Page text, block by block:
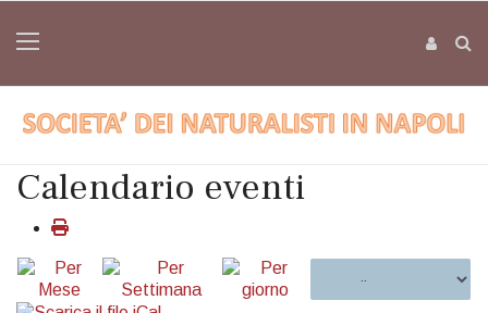
Calendario eventi